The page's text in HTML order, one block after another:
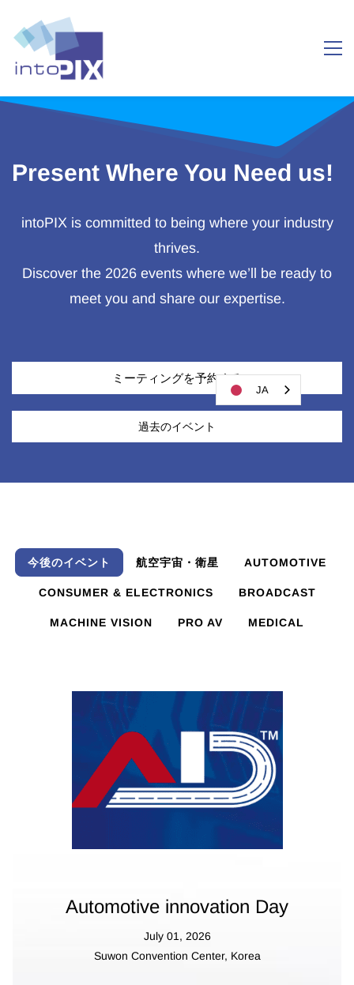
Present Where You Need us!
intoPIX is committed to being where your industry
thrives.
Discover the 2026 events where we’ll be ready to
meet you and share our expertise.
ミーティングを予約する
過去のイベント
今後のイベント 航空宇宙・衛星 AUTOMOTIVE
CONSUMER & ELECTRONICS BROADCAST
MACHINE VISION PRO AV MEDICAL
Automotive innovation Day
July 01, 2026
Suwon Convention Center, Korea
JA